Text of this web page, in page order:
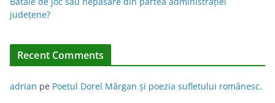
e
judeţene?
Recent Comments
adrian pe Poetul Dorel Mărgan şi poezia sufletului românesc.